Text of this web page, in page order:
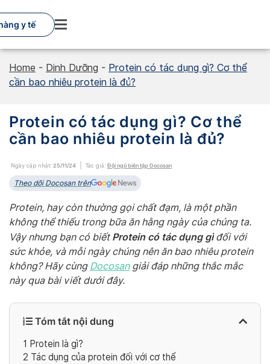
to
content
y tế
Home - Dinh Dưỡng - Protein có tác dụng gì? Cơ thể
cần bao nhiêu protein là đủ?
Protein có tác dụng gì? Cơ thể
cần bao nhiêu protein là đủ?
Ngày cập nhật: 25/11/24 Tác giả: Đội ngũ biên tập Docosan
Theo dõi Docosan trên
Protein, hay còn thường gọi chất đạm, là một phần
không thể thiếu trong bữa ăn hằng ngày của chúng ta.
Vậy nhưng bạn có biết Protein có tác dụng gìđối với
sức khỏe, và mỗi ngày chúng nên ăn bao nhiêu protein
không? Hãy cùng Docosangiải đáp những thắc mắc
này qua bài viết dưới đây.
Tóm tắt nội dung
1 Protein là gì?
2 Tác dụng của protein đối với cơ thể